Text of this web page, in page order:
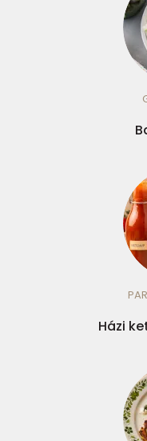
Házi